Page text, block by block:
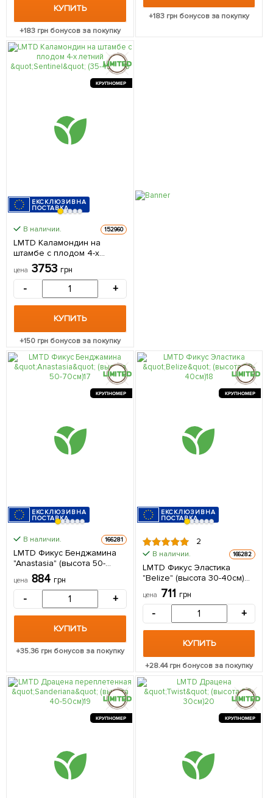
КУПИТЬ
+183 грн бонусов за покупку
+183грн бонусов за покупку
КРУПНОМЕР
ЕКСКЛЮЗИВНА
ПОСТАВКА
В наличии. 152960
LMTD Каламондин на
штамбе с плодом 4-х
летний "Sentinel" (35-45см)
из Нидерландов 1 саженец
в упаковке (комнатный)
цена 3753 грн
- +
КУПИТЬ
+150 грн бонусов за покупку
КРУПНОМЕР
ЕКСКЛЮЗИВНА
ПОСТАВКА
В наличии. 166281
LMTD Фикус Бенджамина
"Anastasia" (высота 50-
70см) из Нидерландов 1
саженец в упаковке
цена 884 грн
- +
КУПИТЬ
+35.36 грн бонусов за покупку
КРУПНОМЕР
ЕКСКЛЮЗИВНА
ПОСТАВКА
2
В наличии. 166282
LMTD Фикус Эластика
"Belize" (высота 30-40см)
из Нидерландов 1 саженец
в упаковке (комнатный)
цена 711 грн
- +
КУПИТЬ
+28.44грн бонусов за покупку
КРУПНОМЕР КРУПНОМЕР